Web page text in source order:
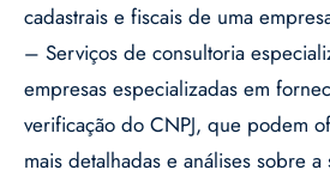
cadastrais e fiscais de uma
– Serviços de consultoria
empresas especializadas em
verificação do CNPJ, que podem
mais detalhadas e análises sobre